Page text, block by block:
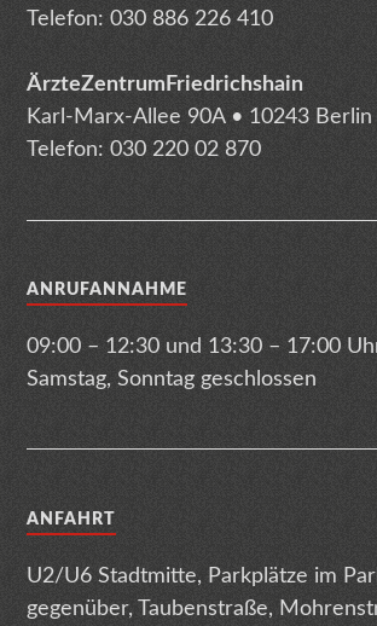
Telefon: 030 886 226 410
ÄrzteZentrumFriedrichshain
Karl-Marx-Allee 90A • 10243 Berlin
Telefon: 030 220 02 870
ANRUFANNAHME
09:00 – 12:30 und 13:30 – 17:00
Samstag, Sonntag geschlossen
ANFAHRT
U2/U6 Stadtmitte, Parkplätze im
gegenüber, Taubenstraße,